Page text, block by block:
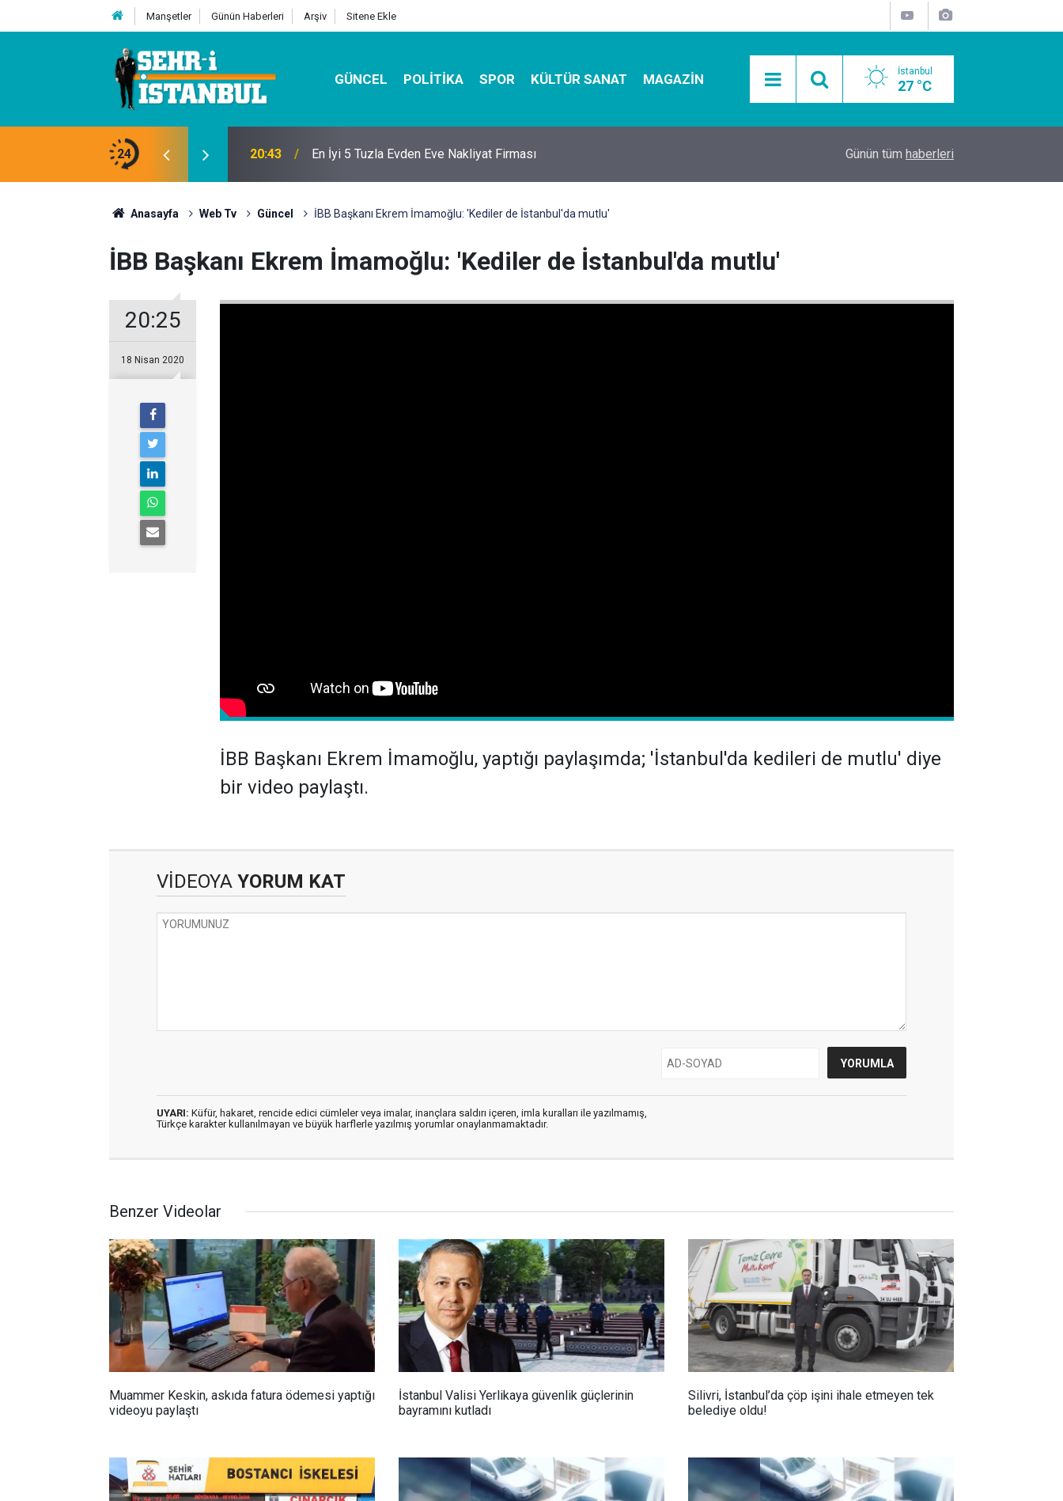
Manşetler Günün Haberleri Arşiv Sitene Ekle
GÜNCEL POLITIKA SPOR KÜLTÜR SANAT MAGAZIN İstanbul
27 °C
24 18:29 Konteyner Fiyatları Neden Bu Kadar Değişken? Uzmanlardan Önemli Uyarılar İstanbul Gece Hayatında Yeni Buluşma:
Günün tüm haberleri
Anasayfa Web Tv Güncel İBB Başkanı Ekrem İmamoğlu: 'Kediler de İstanbul'da mutlu'
İBB Başkanı Ekrem İmamoğlu: 'Kediler de İstanbul'da mutlu'
20:25
18 Nisan 2020
İBB Başkanı Ekrem İmamoğlu, yaptığı paylaşımda; 'İstanbul'da kedileri de mutlu' diye
bir video paylaştı.
VİDEOYA YORUM KAT
UYARI: Küfür, hakaret, rencide edici cümleler veya imalar, inançlara saldırı içeren, imla kuralları ile yazılmamış,
Türkçe karakter kullanılmayan ve büyük harflerle yazılmış yorumlar onaylanmamaktadır.
Benzer Videolar
Muammer Keskin, askıda fatura ödemesi yaptığı
videoyu paylaştı
İstanbul Valisi Yerlikaya güvenlik güçlerinin
bayramını kutladı
Silivri, İstanbul’da çöp işini ihale etmeyen tek
belediye oldu!